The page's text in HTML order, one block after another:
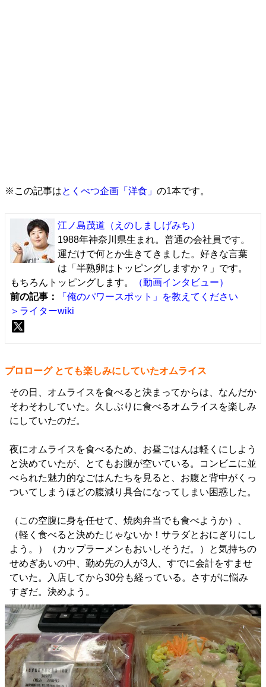
※この記事はとくべつ企画「洋食」 の1本です。
江ノ島茂道 （えのしましげみち）
1988年神奈川県生まれ。普通の会社員です。
運だけで何とか生きてきました。好きな言葉
は「半熟卵はトッピングしますか？」です。
もちろんトッピングします。
（動画インタビュー）
前の記事：
「俺のパワースポット」を教えてください
＞ライターwiki
プロローグ とても楽しみにしていたオムライス
その日、オムライスを食べると決まってからは、なんだか
そわそわしていた。久しぶりに食べるオムライスを楽しみ
にしていたのだ。
夜にオムライスを食べるため、お昼ごはんは軽くにしよう
と決めていたが、とてもお腹が空いている。コンビニに並
べられた魅力的なごはんたちを見ると、お腹と背中がくっ
ついてしまうほどの腹減り具合になってしまい困惑した。
（この空腹に身を任せて、焼肉弁当でも食べようか）、
（軽く食べると決めたじゃないか！サラダとおにぎりにし
よう。）（カップラーメンもおいしそうだ。）と気持ちの
せめぎあいの中、勤め先の人が3人、すでに会計をすませ
ていた。入店してから30分も経っている。さすがに悩み
すぎだ。決めよう。